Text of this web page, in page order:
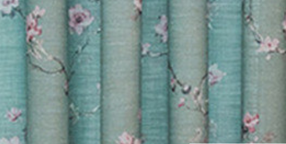
ープカーテン
ーテン
Sabine ドレープカーテ